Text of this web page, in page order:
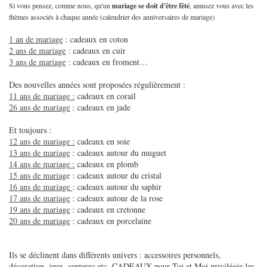
Si vous pensez, comme nous, qu'unmariage se doit d'être fêté, amusez vous avec les
thèmes associés à chaque année (calendrier des anniversaires de mariage)
1 an de mariage : cadeaux en coton
2 ans de mariage : cadeaux en cuir
3 ans de mariage : cadeaux en froment…
Des nouvelles années sont proposées régulièrement :
11 ans de mariage : cadeaux en corail
26 ans de mariage : cadeaux en jade
Et toujours :
12 ans de mariage : cadeaux en soie
13 ans de mariage : cadeaux autour du muguet
14 ans de mariage : cadeaux en plomb
15 ans de mariage : cadeaux autour du cristal
16 ans de mariage : cadeaux autour du saphir
17 ans de mariage : cadeaux autour de la rose
19 ans de mariage : cadeaux en cretonne
20 ans de mariage : cadeaux en porcelaine
Ils se déclinent dans différents univers : accessoires personnels,